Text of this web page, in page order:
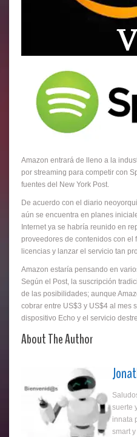
Amazon entrará de lleno a la
por streaming para competir con
fuentes del New York Post.
De acuerdo con el diario
aún se encuentra en planes
Internet ya se habría reunido en
proveedores de contenidos con el
licencias y lanzar el servicio tan
Amazon estaría pensando en
Según el Post, la suscripción
de las posibilidades; aunque
cobrar entre US$3 y US$4 al mes
dispositivo Echo y el servicio
About The Author
suerte
innata
smart